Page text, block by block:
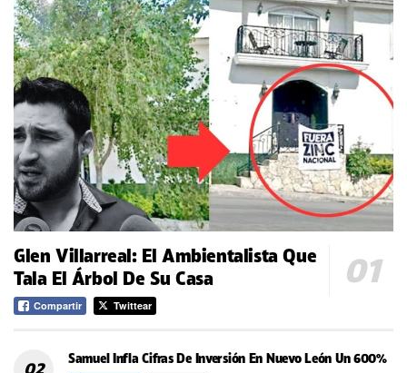
Glen Villarreal: El Ambientalista Que
Tala El Árbol De Su Casa
Compartir Twittear
Samuel Infla Cifras De Inversión En Nuevo León Un 600%